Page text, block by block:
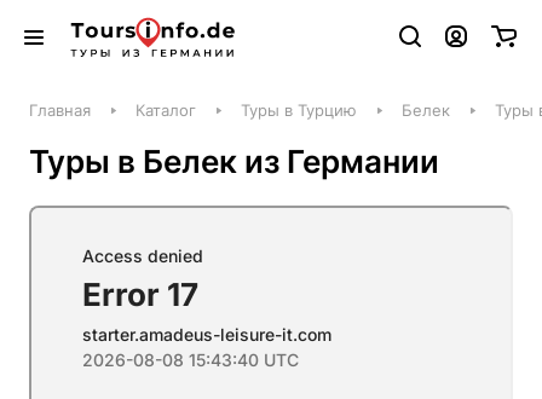
Главная Каталог Туры в Турцию Белек Туры
Туры в Белек из Германии